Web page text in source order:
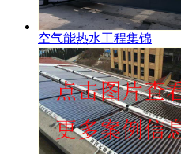
空气能热水工程集锦